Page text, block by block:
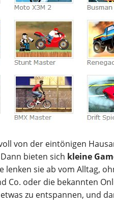
von der eintönigen
bieten sich kleine
lenken sie ab vom Alltag,
Co. oder die bekannten
zu entspannen, und